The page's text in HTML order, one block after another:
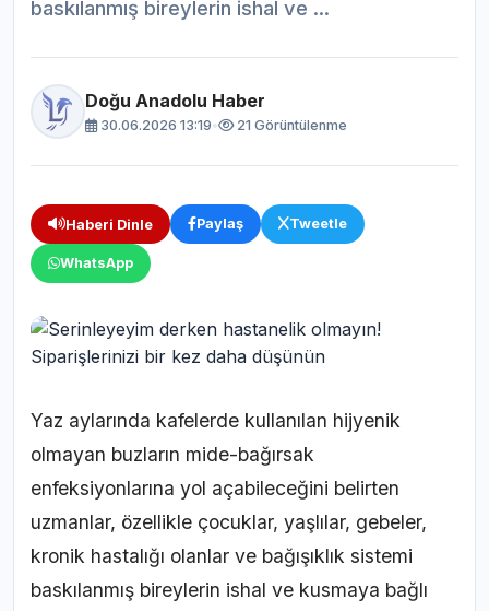
baskılanmış bireylerin ishal ve ...
Doğu Anadolu Haber
30.06.2026 13:19• 21 Görüntülenme
Haberi Dinle Paylaş Tweetle
WhatsApp
Yaz aylarında kafelerde kullanılan hijyenik
olmayan buzların mide-bağırsak
enfeksiyonlarına yol açabileceğini belirten
uzmanlar, özellikle çocuklar, yaşlılar, gebeler,
kronik hastalığı olanlar ve bağışıklık sistemi
baskılanmış bireylerin ishal ve kusmaya bağlı